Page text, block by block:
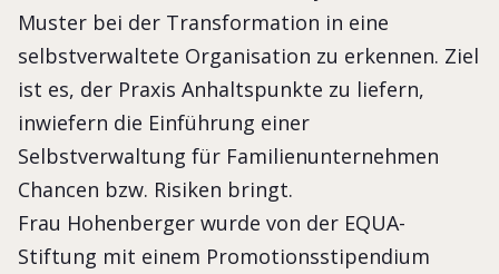
Muster bei der Transformation in eine
selbstverwaltete Organisation zu erkennen. Ziel
ist es, der Praxis Anhaltspunkte zu liefern,
inwiefern die Einführung einer
Selbstverwaltung für Familienunternehmen
Chancen bzw. Risiken bringt.
Frau Hohenberger wurde von der EQUA-
Stiftung mit einem Promotionsstipendium